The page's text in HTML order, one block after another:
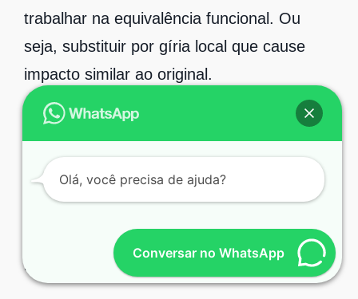
trabalhar na equivalência funcional. Ou
seja, substituir por gíria local que cause
impacto similar ao original.
Outras técnicas são a compensação
estilística e as notas de tradução. A
primeira técnica consiste em usar
paráfrases que preservem o efeito
emocional, e a segunda é utilizada em
legendagem para esclarecer escolhas.
Conversar no WhatsApp
Olá, você precisa de ajuda?